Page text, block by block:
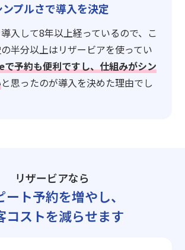
プルさで導入を決定
入して8年以上経っているので、こ
半分以上はリザービアを使ってい
予約も便利ですし、仕組みがシン
と思ったのが導入を決めた理由でし
リザービアなら
ート予約を増やし、
コストを減らせます